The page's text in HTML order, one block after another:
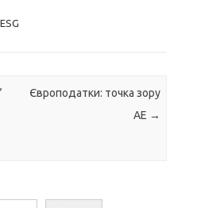
ESG
Європодатки: точка зору
AE →